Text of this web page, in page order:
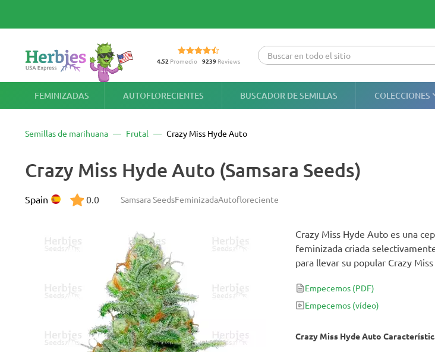
4.52 Promedio 9239 Reviews
FEMINIZADAS AUTOFLORECIENTES BUSCADOR DE SEMILLAS COLECCIONES
Semillas de marihuana Frutal Crazy Miss Hyde Auto
Crazy Miss Hyde Auto (Samsara Seeds)
Samsara SeedsFeminizadaAutofloreciente
Spain 0.0
Crazy Miss Hyde Auto
Crazy Miss Hyde Auto es una
feminizada criada
para llevar su popular Crazy
autoflorecientes. Con un
cepa ofrece sensaciones
comienza con un fuerte subidón
relajante.
Empecemos (PDF)
Empecemos (vídeo)